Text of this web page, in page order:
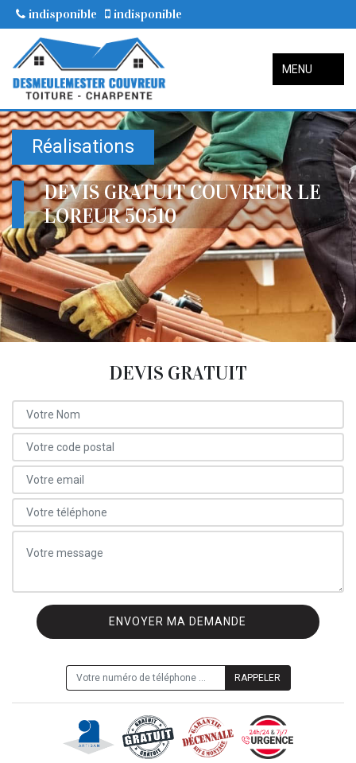
indisponible indisponible
MENU
Réalisations
DEVIS GRATUIT COUVREUR LE
LOREUR 50510
DEVIS GRATUIT